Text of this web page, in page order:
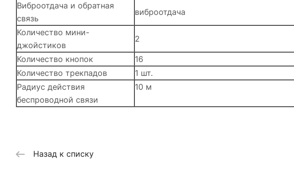
Виброотдача и обратная
связь
виброотдача
Количество мини-
джойстиков
2
Количество кнопок
16
Количество трекпадов
1 шт.
Радиус действия
беспроводной связи
10 м
Назад к списку